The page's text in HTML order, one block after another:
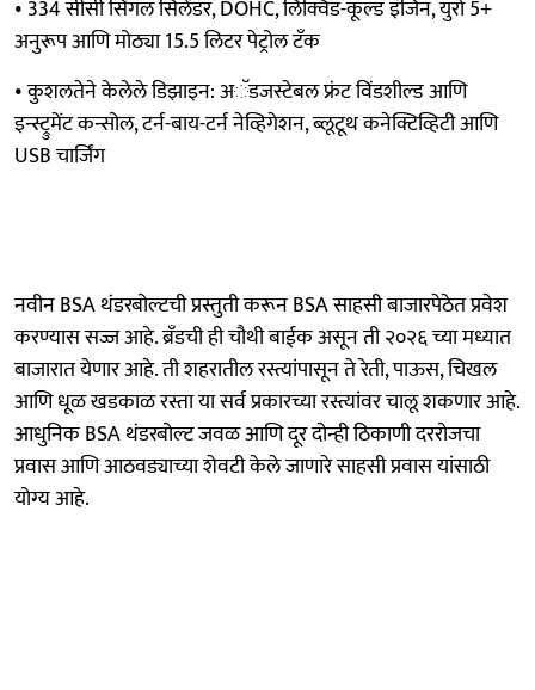
• 334 सीसी सिंगल सिलेंडर, DOHC, लिक्विड-कूल्ड इंजिन, युरो 5+
अनुरूप आणि मोठ्या 15.5 लिटर पेट्रोल टँक
• कुशलतेने केलेले डिझाइन: अॅडजस्टेबल फ्रंट विंडशील्ड आणि
इन्स्ट्रुमेंट कन्सोल, टर्न-बाय-टर्न नेव्हिगेशन, ब्लूटूथ कनेक्टिव्हिटी आणि
USB चार्जिंग
नवीन BSA थंडरबोल्टची प्रस्तुती करून BSA साहसी बाजारपेठेत प्रवेश
करण्यास सज्ज आहे. ब्रँडची ही चौथी बाईक असून ती २०२६ च्या मध्यात
बाजारात येणार आहे. ती शहरातील रस्त्यांपासून ते रेती, पाऊस, चिखल
आणि धूळ खडकाळ रस्ता या सर्व प्रकारच्या रस्त्यांवर चालू शकणार आहे.
आधुनिक BSA थंडरबोल्ट जवळ आणि दूर दोन्ही ठिकाणी दररोजचा
प्रवास आणि आठवड्याच्या शेवटी केले जाणारे साहसी प्रवास यांसाठी
योग्य आहे.